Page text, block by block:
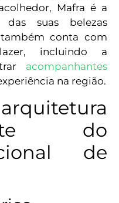
Mafra é a
suas belezas
conta com
incluindo a
acompanhantes
na região.
do
de